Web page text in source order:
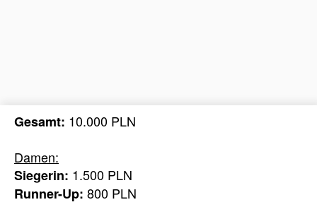
Gesamt: 10.000 PLN
Damen:
Siegerin: 1.500 PLN
Runner-Up: 800 PLN